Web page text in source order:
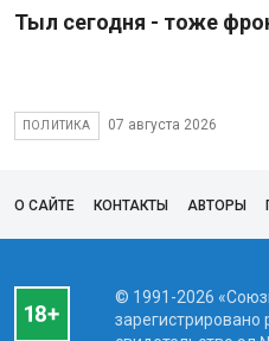
Тыл сегодня - тоже
ПОЛИТИКА 07 августа 2026
О САЙТЕ КОНТАКТЫ АВТОРЫ
© 1991-2026